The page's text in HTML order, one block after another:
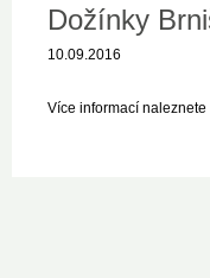
Dožínky
10.09.2016
Více informací naleznete